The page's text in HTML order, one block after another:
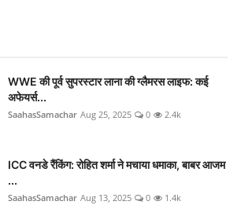
WWE की पूर्व सुपरस्टार लाना की ग्लैमरस लाइफ: कई
अफेयर्स...
SaahasSamachar Aug 25, 2025 0 2.4k
ICC वनडे रैंकिंग: रोहित शर्मा ने मचाया धमाका, बाबर आजम
...
SaahasSamachar Aug 13, 2025 0 1.4k